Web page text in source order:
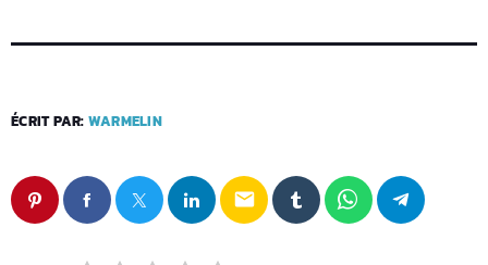
ÉCRIT PAR: WARMELIN
email